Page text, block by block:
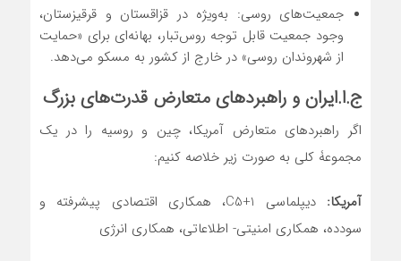
جمعیت‌های روسی: به‌ویژه در قزاقستان و قرقیزستان،
وجود جمعیت قابل توجه روس‌تبار، بهانه‌ای برای «حمایت
از شهروندان روسی» در خارج از کشور به مسکو می‌دهد.
ج.ا.ایران و راهبردهای متعارض قدرت‌های بزرگ
اگر راهبردهای متعارض آمریکا، چین و روسیه را در یک
مجموعۀ کلی به صورت زیر خلاصه کنیم:
آمریکا:
دیپلماسی C5+1، همکاری اقتصادی پیشرفته و
سودده، همکاری امنیتی- اطلاعاتی، همکاری انرژی